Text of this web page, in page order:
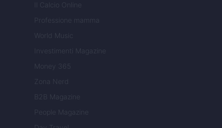
Il Calcio Online
Professione mamma
World Music
Investimenti Magazine
Money 365
Zona Nerd
B2B Magazine
People Magazine